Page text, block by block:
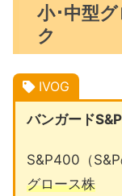
小･中型
ク
IVOG
バンガード
S&P400（
グロース株